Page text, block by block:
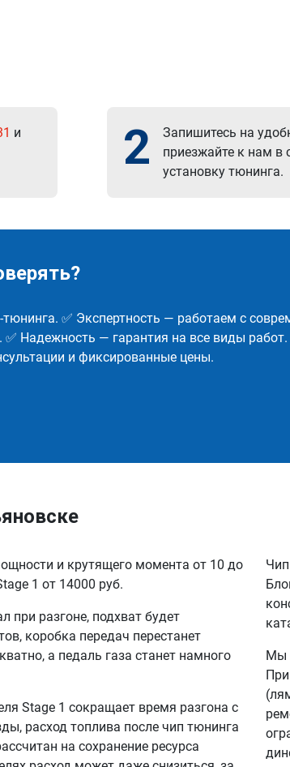
и
2
Запишитесь на
приезжайте к нам в
установку тюнинга.
✅ Экспертность — работаем с
Надежность — гарантия на все виды работ.
и фиксированные цены.
и крутящего момента от 10 до
1 от 14000 руб.
при разгоне, подхват будет
коробка передач перестанет
а педаль газа станет намного
Stage 1 сокращает время разгона с
расход топлива после чип тюнинга
на сохранение ресурса
Мы